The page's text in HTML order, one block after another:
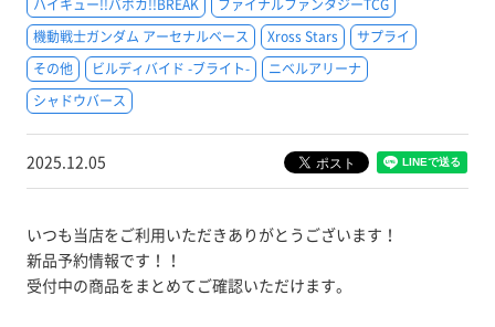
ハイキュー!!バボカ!!BREAK
ファイナルファンタジーTCG
機動戦士ガンダム アーセナルベース
Xross Stars
サプライ
その他
ビルディバイド -ブライト-
ニベルアリーナ
シャドウバース
2025.12.05
いつも当店をご利用いただきありがとうございます！
新品予約情報です！！
受付中の商品をまとめてご確認いただけます。